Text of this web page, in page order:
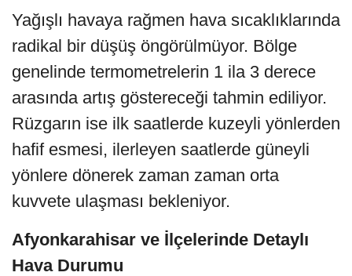
Yağışlı havaya rağmen hava sıcaklıklarında
radikal bir düşüş öngörülmüyor. Bölge
genelinde termometrelerin 1 ila 3 derece
arasında artış göstereceği tahmin ediliyor.
Rüzgarın ise ilk saatlerde kuzeyli yönlerden
hafif esmesi, ilerleyen saatlerde güneyli
yönlere dönerek zaman zaman orta
kuvvete ulaşması bekleniyor.
Afyonkarahisar ve İlçelerinde Detaylı
Hava Durumu